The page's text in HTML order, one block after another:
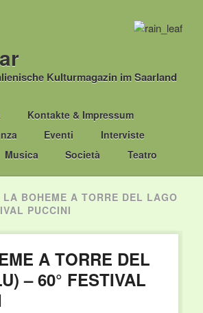
Kulturmagazin im Saarland
Kontakte & Impressum
Eventi
Interviste
Musica Società Teatro
LA BOHEME A TORRE DEL LAGO
PUCCINI
A TORRE DEL
– 60° FESTIVAL